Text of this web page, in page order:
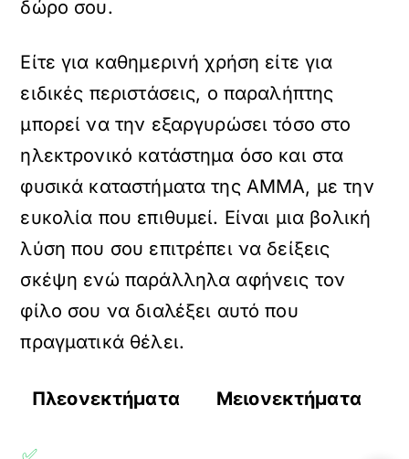
δώρο σου.
Είτε για καθημερινή χρήση είτε για
ειδικές περιστάσεις, ο παραλήπτης
μπορεί να την εξαργυρώσει τόσο στο
ηλεκτρονικό κατάστημα όσο και στα
φυσικά καταστήματα της AMMA, με την
ευκολία που επιθυμεί. Είναι μια βολική
λύση που σου επιτρέπει να δείξεις
σκέψη ενώ παράλληλα αφήνεις τον
φίλο σου να διαλέξει αυτό που
πραγματικά θέλει.
Πλεονεκτήματα Μειονεκτήματα